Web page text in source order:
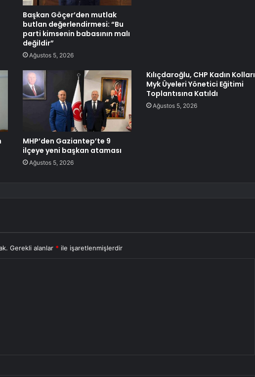
Başkan Göçer’den mutlak
butlan değerlendirmesi: “Bu
parti kimsenin babasının malı
değildir”
Ağustos 5, 2026
MHP’den Gaziantep’te 9
ilçeye yeni başkan ataması
Ağustos 5, 2026
Kılıçdaroğlu, CHP Kadın Kolları
Myk Üyeleri Yönetici Eğitimi
Toplantısına Katıldı
Ağustos 5, 2026
Gerekli alanlar * ile işaretlenmişlerdir